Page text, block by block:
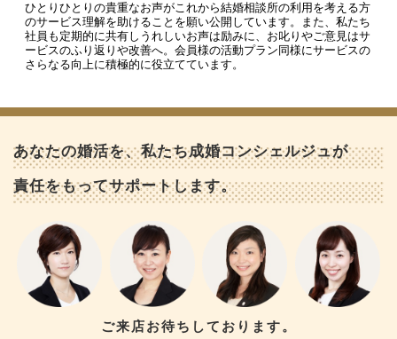
ひとりひとりの貴重なお声がこれから結婚相談所の利用を考える方
のサービス理解を助けることを願い公開しています。また、私たち
社員も定期的に共有しうれしいお声は励みに、お叱りやご意見はサ
ービスのふり返りや改善へ。会員様の活動プラン同様にサービスの
さらなる向上に積極的に役立てています。
あなたの婚活を、私たち成婚コンシェルジュが
責任をもってサポートします。
ご来店お待ちしております。